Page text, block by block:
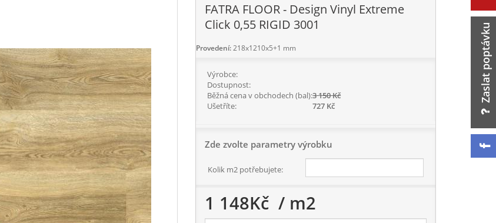
FATRA FLOOR - Design Vinyl Extreme
Click 0,55 RIGID 3001
Provedení:218x1210x5+1 mm
Výrobce:
Dostupnost:
Běžná cena v obchodech (bal):3 150 Kč
Ušetříte:
727 Kč
Zde zvolte parametry výrobku
Kolik m2 potřebujete:
1 148Kč / m2
Zaslat poptávku